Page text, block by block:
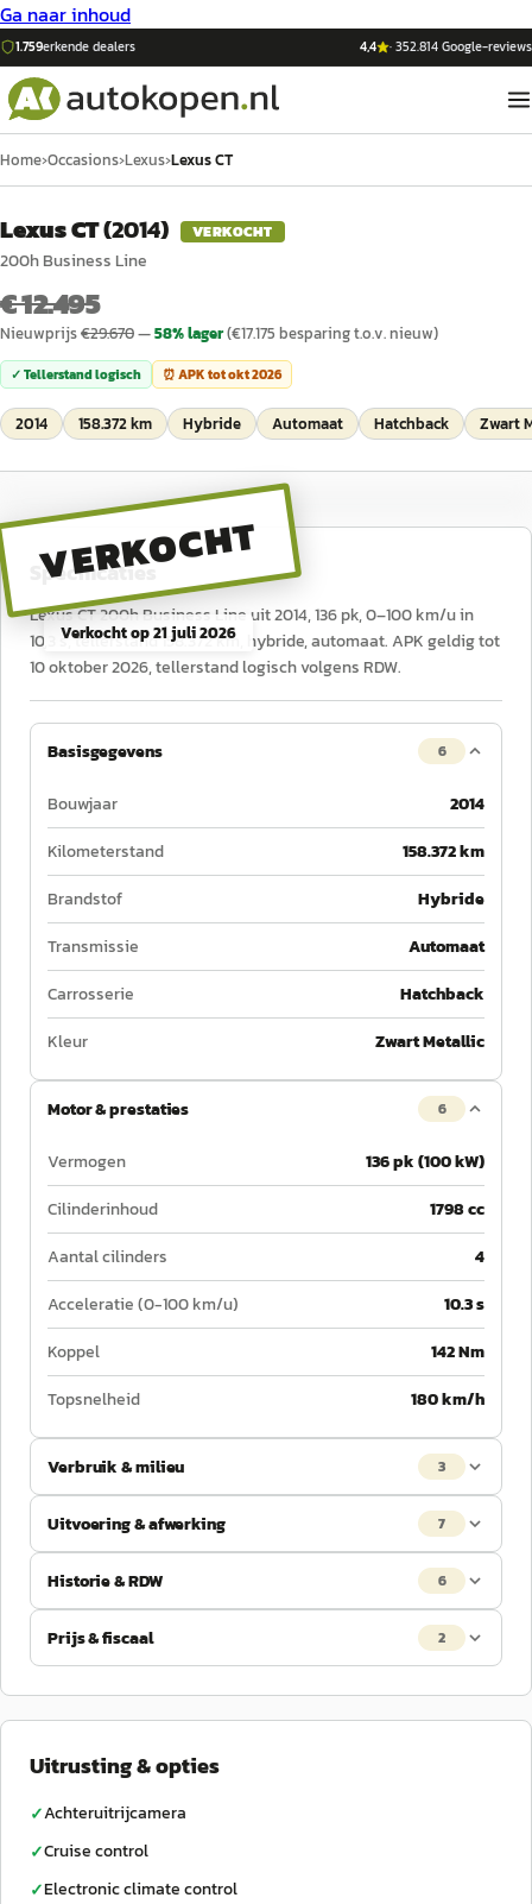
Ga naar inhoud
1.759erkende dealers 4,4 ·352.814Google-reviews
Home›Occasions›Lexus›Lexus CT
Lexus CT(2014) VERKOCHT
200h Business Line
€ 12.495
Nieuwprijs€29.670—58% lager(€17.175 besparing t.o.v. nieuw)
✓ Tellerstand logisch ⏰ APK totokt 2026
2014 158.372 km Hybride Automaat Hatchback Zwart
VERKOCHT
Verkocht op21 juli 2026
Specificaties
Lexus CT 200h Business Line uit 2014, 136 pk, 0–100 km/u in
10,3 s, tellerstand 158.372 km, hybride, automaat. APK geldig tot
10 oktober 2026, tellerstand logisch volgens RDW.
Basisgegevens 6
Bouwjaar
2014
Kilometerstand
158.372 km
Brandstof
Hybride
Transmissie
Automaat
Carrosserie
Hatchback
Kleur
Zwart Metallic
Motor & prestaties 6
Vermogen
136 pk (100 kW)
Cilinderinhoud
1798 cc
Aantal cilinders
4
Acceleratie (0-100 km/u)
10.3 s
Koppel
142 Nm
Topsnelheid
180 km/h
Verbruik & milieu 3
Uitvoering & afwerking 7
Historie & RDW 6
Prijs & fiscaal 2
Uitrusting & opties
✓Achteruitrijcamera
✓Cruise control
✓Electronic climate control